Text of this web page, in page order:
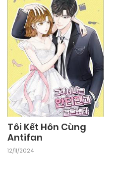
Tôi Kết Hôn Cùng
Antifan
12/11/2024